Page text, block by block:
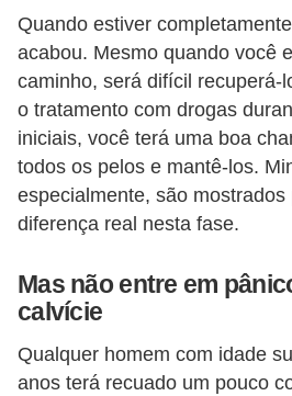
Quando estiver
acabou. Mesmo quando você
caminho, será difícil recuperá-
o tratamento com drogas
iniciais, você terá uma boa
todos os pelos e mantê-los.
especialmente, são
diferença real nesta fase.
Mas não entre em
calvície
Qualquer homem com idade
anos terá recuado um pouco
x
e
r
c
í
c
s
í
s